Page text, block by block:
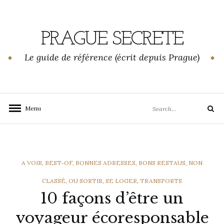
PRAGUE SECRETE
Le guide de référence (écrit depuis Prague)
Menu
for:
Search
CATEGORIES
A VOIR, BEST-OF, BONNES ADRESSES, BONS RESTAUS, NON
CLASSÉ, OU SORTIR, SE LOGER, TRANSPORTS
10 façons d’être un
voyageur écoresponsable